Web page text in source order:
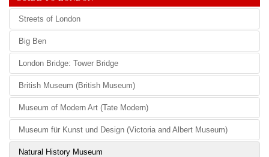
Streets of London
Big Ben
London Bridge: Tower Bridge
British Museum (British Museum)
Museum of Modern Art (Tate Modern)
Museum für Kunst und Design (Victoria and Albert Museum)
Natural History Museum